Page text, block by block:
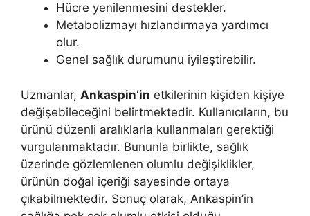
Hücre yenilenmesini destekler.
Metabolizmayı hızlandırmaya yardımcı
olur.
Genel sağlık durumunu iyileştirebilir.
Uzmanlar, Ankaspin’in etkilerinin kişiden kişiye
değişebileceğini belirtmektedir. Kullanıcıların, bu
ürünü düzenli aralıklarla kullanmaları gerektiği
vurgulanmaktadır. Bununla birlikte, sağlık
üzerinde gözlemlenen olumlu değişiklikler,
ürünün doğal içeriği sayesinde ortaya
çıkabilmektedir. Sonuç olarak, Ankaspin’in